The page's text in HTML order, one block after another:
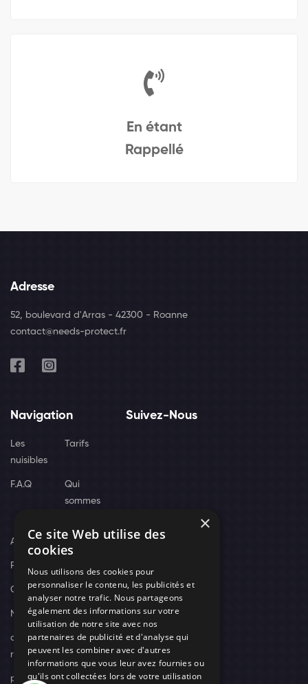
En étant
Rappellé
Adresse
52, boulevard d'Arras - 42300 - Roanne
contact@needs-protect.fr
Navigation
Les
nuisibles
Tarifs
F.A.Q
Qui
sommes
Actus
Recrutement
Contact
Nos techniciens
campagne-
recrutement
politique de
Suivez-Nous
×
Ce site Web utilise des
cookies
Nous utilisons des cookies pour
personnaliser le contenu, les publicités et
analyser notre trafic. Nous partageons
également des informations sur votre
utilisation de notre site avec nos
partenaires de publicité et d'analyse qui
peuvent les combiner avec d'autres
informations que vous leur avez fournies ou
qu'ils ont collectées lors de votre utilisation